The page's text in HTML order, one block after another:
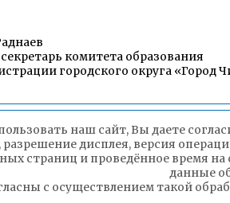
комитета образования
городского округа «Город
наш сайт, Вы даете
разрешение дисплея, версия
страниц и проведённое время
данные
с осуществлением такой